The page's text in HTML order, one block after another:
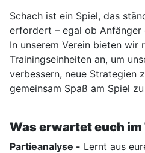
Schach ist ein Spiel, das
erfordert – egal ob Anfänger
In unserem Verein bieten wir
Trainingseinheiten an, um
verbessern, neue Strategien
gemeinsam Spaß am Spiel
Was erwartet euch im
Partieanalyse - Lernt aus